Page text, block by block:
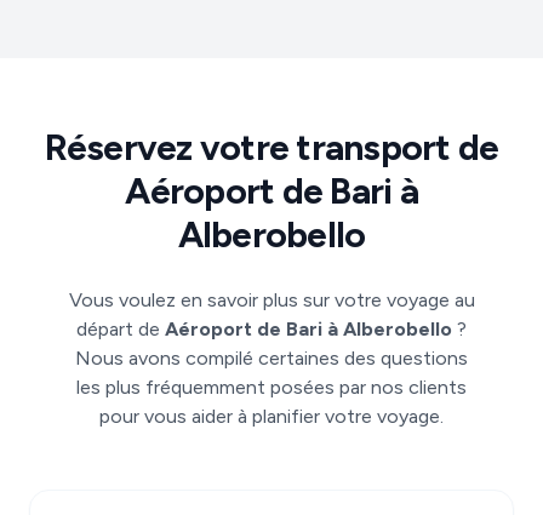
Réservez votre transport de
Aéroport de Bari à
Alberobello
Vous voulez en savoir plus sur votre voyage au
départ de Aéroport de Bari à Alberobello ?
Nous avons compilé certaines des questions
les plus fréquemment posées par nos clients
pour vous aider à planifier votre voyage.